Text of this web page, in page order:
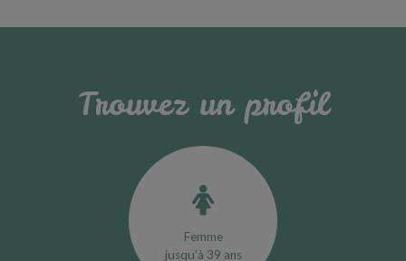
Trouvez un profil
Femme
jusqu'à 39 ans